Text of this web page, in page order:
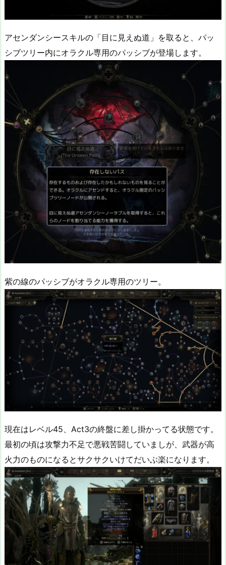
アセンダンシースキルの「目に見えぬ道」を取ると、パッ
シブツリー内にオラクル専用のパッシブが登場します。
紫の線のパッシブがオラクル専用のツリー。
現在はレベル45、Act3の終盤に差し掛かってる状態です。
最初の頃は攻撃力不足で悪戦苦闘していましが、武器が高
火力のものになるとサクサクいけてだいぶ楽になります。